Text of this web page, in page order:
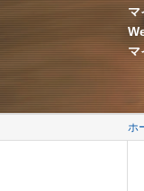
マ
マ
ホ
モバイル制作
ゲーム系
ゲームプロデュ
ゲームプログラ
フレックス勤務
中国語を活かす
会社に関するキ